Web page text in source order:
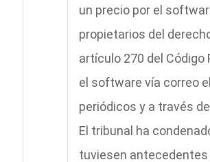
un precio por el
propietarios del
artículo 270 del
el software vía correo
periódicos y a través
El tribunal ha
tuviesen antecedentes